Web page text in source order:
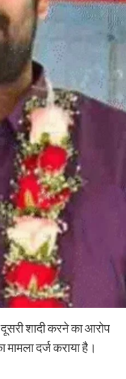
शादी करने का आरोप
दर्ज कराया है।